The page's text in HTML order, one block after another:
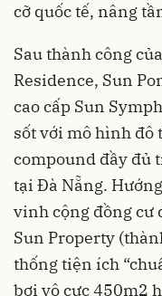
cỡ quốc tế, nâng
Sau thành công
Residence, Sun
cao cấp Sun
sốt với mô hình
compound đầy đủ
tại Đà Nẵng.
vinh cộng đồng cư
Sun Property
thống tiện ích
bơi vô cực 450m2